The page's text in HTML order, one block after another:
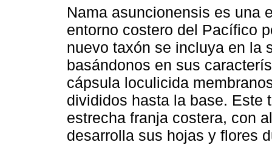
Nama asuncionensis es una
entorno costero del Pacífico
nuevo taxón se incluya en la
basándonos en sus
cápsula loculicida
divididos hasta la base. Este
estrecha franja costera, con
desarrolla sus hojas y flores